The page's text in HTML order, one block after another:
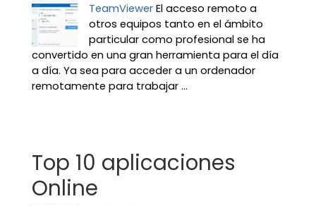
TeamViewer El acceso remoto a
otros equipos tanto en el ámbito
particular como profesional se ha
convertido en una gran herramienta para el día
a día. Ya sea para acceder a un ordenador
remotamente para trabajar ...
Top 10 aplicaciones
Online